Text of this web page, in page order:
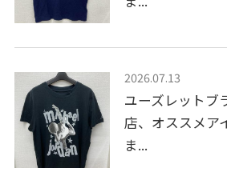
2026.07.13
ユーズレットブ
店、オススメア
ま...